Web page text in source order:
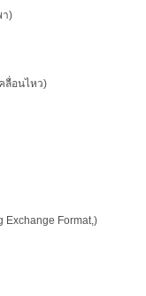
)
ลื่อนไหว)
Exchange Format,)